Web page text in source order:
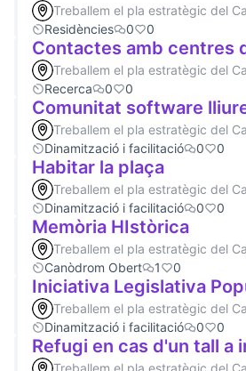
Treballem el pla estratègic del
Residències
0 0
Contactes amb centres
Treballem el pla estratègic del
Recerca
0 0
Comunitat software
Treballem el pla estratègic del
Dinamització i facilitació
0 0
Habitar la plaça
Treballem el pla estratègic del
Dinamització i facilitació
0 0
Memòria HIstòrica
Treballem el pla estratègic del
Canòdrom Obert
1 0
Iniciativa Legislativa
Treballem el pla estratègic del
Dinamització i facilitació
0 0
Refugi en cas d'un tall a
Treballem el pla estratègic del